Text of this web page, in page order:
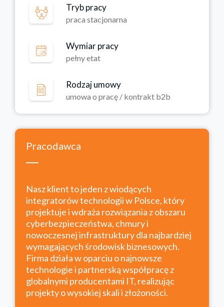
Tryb pracy
praca stacjonarna
Wymiar pracy
pełny etat
Rodzaj umowy
umowa o pracę / kontrakt b2b
Pracodawca
Nasz klient to jeden z wiodących
integratorów technologii w Polsce, który
projektuje i wdraża rozwiązania z obszaru
cyberbezpieczeństwa, chmury i
nowoczesnej infrastruktury dla najbardziej
wymagających środowisk biznesowych.
Firma działa w oparciu o najnowsze
technologie i partnerską współpracę z
globalnymi producentami IT, realizując
projekty o wysokiej skali i złożoności.